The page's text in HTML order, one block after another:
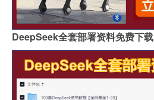
DeepSeek全套部署资料免费下载